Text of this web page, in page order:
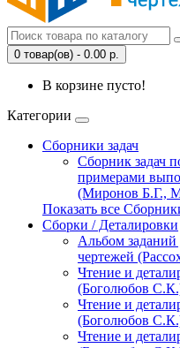
0 товар(ов) - 0.00 р.
В корзине пусто!
Категории
Сборники задач
Сборник задач
примерами
(Миронов Б.Г.,
Показать все
Сборки / Деталировки
Альбом
чертежей
Чтение и
(Боголюбов
Чтение и
(Боголюбов
Чтение и